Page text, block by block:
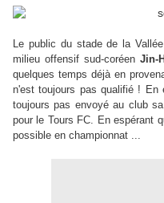
Le public du stade de la
milieu offensif sud-coréenJin-
quelques temps déjà en
n'est toujours pas qualifié ! En
toujours pas envoyé au club
pour le Tours FC. En espérant
possible en championnat ...